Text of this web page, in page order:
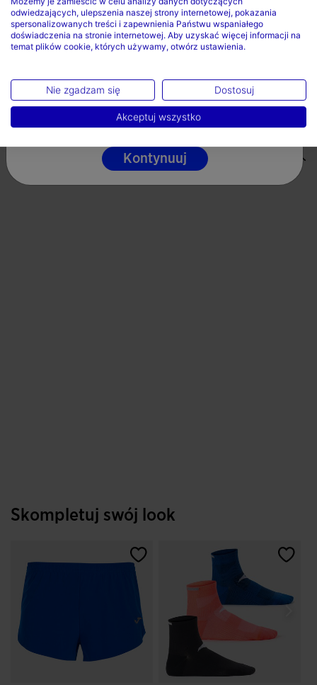
Nie stosowac wybielacza
Nie suszyc w suszarce bebnowej
Nie czyscic chemicznie
Valoraciones (4)
Skompletuj swój look
Kraj
Polska
Język
Polski
Kontynuuj
odwiedzających, ulepszenia naszej strony internetowej, pokazania
spersonalizowanych treści i zapewnienia Państwu wspaniałego
doświadczenia na stronie internetowej. Aby uzyskać więcej informacji na
temat plików cookie, których używamy, otwórz ustawienia.
Nie zgadzam się Dostosuj
Akceptuj wszystko